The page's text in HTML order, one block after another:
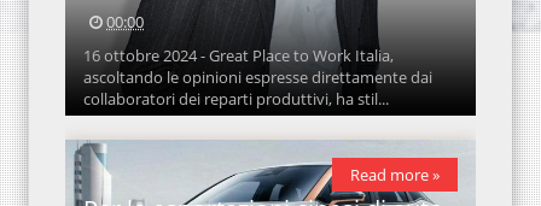
00:00
16 ottobre 2024 - Great Place to Work Italia,
ascoltando le opinioni espresse direttamente dai
collaboratori dei reparti produttivi, ha stil...
Read more »